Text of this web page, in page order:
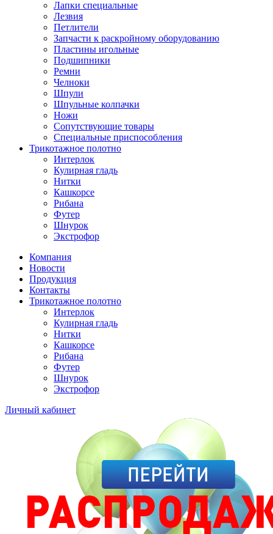
Лапки специальные
Лезвия
Петлители
Запчасти к раскройному оборудованию
Пластины игольные
Подшипники
Ремни
Челноки
Шпули
Шпульные колпачки
Ножи
Сопутствующие товары
Специальные приспособления
Трикотажное полотно
Интерлок
Кулирная гладь
Нитки
Кашкорсе
Рибана
Футер
Шнурок
Экстрофор
Компания
Новости
Продукция
Контакты
Трикотажное полотно
Интерлок
Кулирная гладь
Нитки
Кашкорсе
Рибана
Футер
Шнурок
Экстрофор
Личный кабинет